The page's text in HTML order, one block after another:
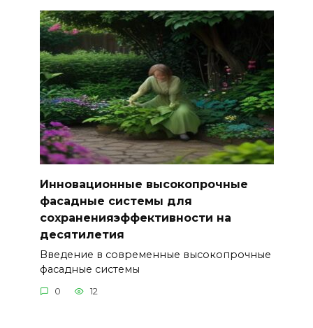
Инновационные высокопрочные
фасадные системы для
сохраненияэффективности на
десятилетия
Введение в современные высокопрочные
фасадные системы
0 12